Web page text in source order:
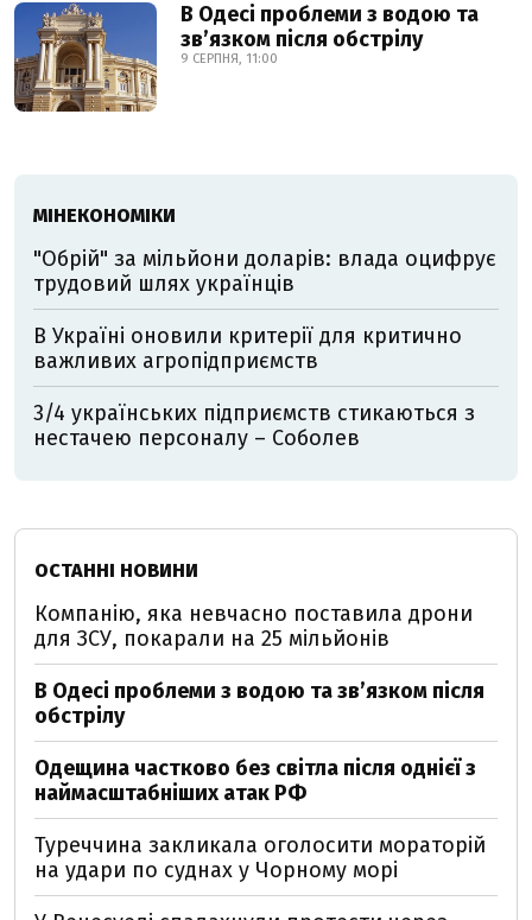
В Одесі проблеми з водою та
звʼязком після обстрілу
9 СЕРПНЯ, 11:00
МІНЕКОНОМІКИ
"Обрій" за мільйони доларів: влада оцифрує
трудовий шлях українців
В Україні оновили критерії для критично
важливих агропідприємств
3/4 українських підприємств стикаються з
нестачею персоналу – Соболев
ОСТАННІ НОВИНИ
Компанію, яка невчасно поставила дрони
для ЗСУ, покарали на 25 мільйонів
В Одесі проблеми з водою та звʼязком після
обстрілу
Одещина частково без світла після однієї з
наймасштабніших атак РФ
Туреччина закликала оголосити мораторій
на удари по суднах у Чорному морі